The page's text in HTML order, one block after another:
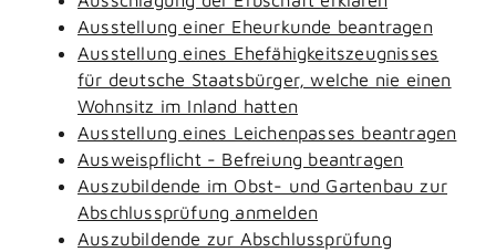
Ausstellung einer Eheurkunde beantragen
Ausstellung eines Ehefähigkeitszeugnisses
für deutsche Staatsbürger, welche nie einen
Wohnsitz im Inland hatten
Ausstellung eines Leichenpasses beantragen
Ausweispflicht - Befreiung beantragen
Auszubildende im Obst- und Gartenbau zur
Abschlussprüfung anmelden
Auszubildende zur Abschlussprüfung